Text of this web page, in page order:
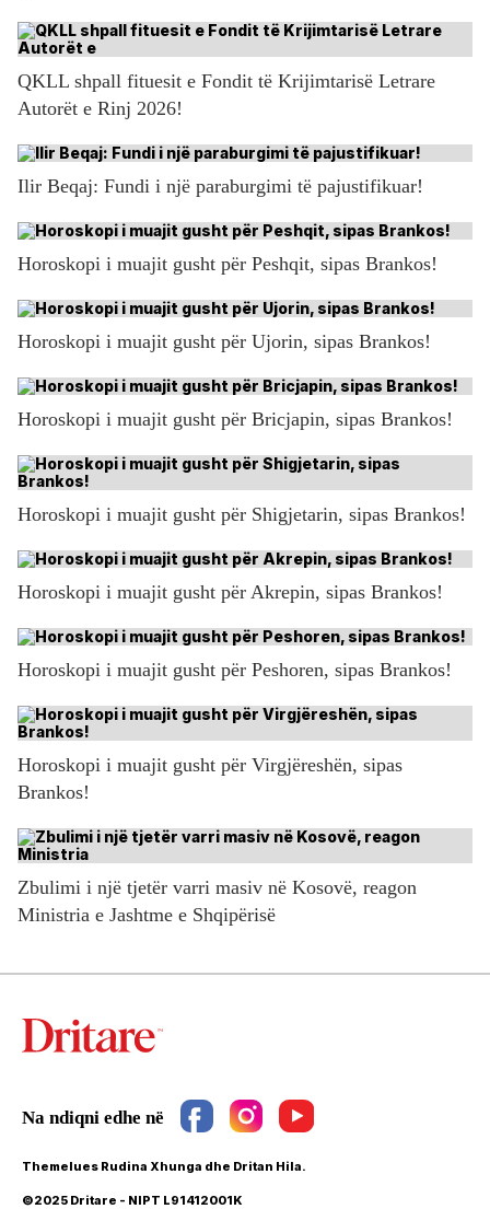
QKLL shpall fituesit e Fondit të Krijimtarisë Letrare
Autorët e Rinj 2026!
Ilir Beqaj: Fundi i një paraburgimi të pajustifikuar!
Horoskopi i muajit gusht për Peshqit, sipas Brankos!
Horoskopi i muajit gusht për Ujorin, sipas Brankos!
Horoskopi i muajit gusht për Bricjapin, sipas Brankos!
Horoskopi i muajit gusht për Shigjetarin, sipas Brankos!
Horoskopi i muajit gusht për Akrepin, sipas Brankos!
Horoskopi i muajit gusht për Peshoren, sipas Brankos!
Horoskopi i muajit gusht për Virgjëreshën, sipas
Brankos!
Zbulimi i një tjetër varri masiv në Kosovë, reagon
Ministria e Jashtme e Shqipërisë
Themelues Rudina Xhunga dhe Dritan Hila.
©2025 Dritare - NIPT L91412001K